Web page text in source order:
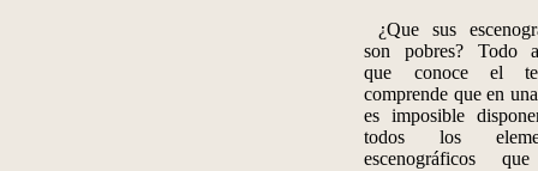
¿Que sus
son pobres? Todo
que conoce el
comprende que en
es imposible
todos los
escenográficos